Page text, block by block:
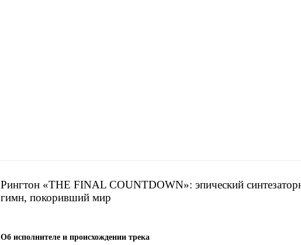
Рингтон «THE FINAL COUNTDOWN»: эпический
гимн, покоривший мир
Об исполнителе и происхождении трека